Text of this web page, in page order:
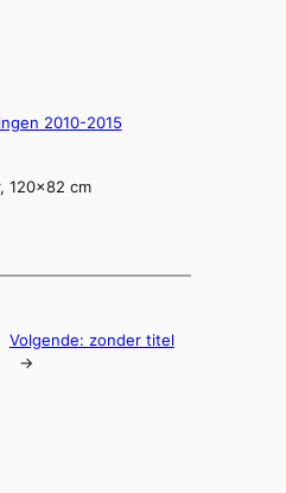
2010-2015
120×82 cm
Volgende: zonder titel
→